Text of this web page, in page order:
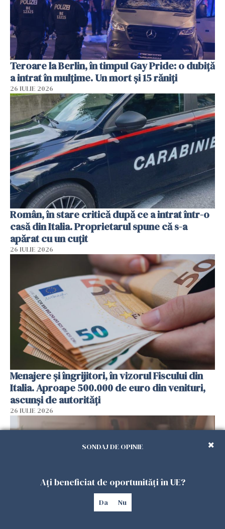
Teroare la Berlin, în timpul Gay Pride: o dubiță
a intrat în mulțime. Un mort și 15 răniți
26 IULIE 2026
Român, în stare critică după ce a intrat într-o
casă din Italia. Proprietarul spune că s-a
apărat cu un cuțit
26 IULIE 2026
Menajere și îngrijitori, în vizorul Fiscului din
Italia. Aproape 500.000 de euro din venituri,
ascunși de autorități
26 IULIE 2026
SONDAJ DE OPINIE
Ați beneficiat de oportunități în UE?
Da Nu